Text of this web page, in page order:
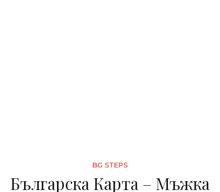
BG STEPS
Българска Карта – Мъжка